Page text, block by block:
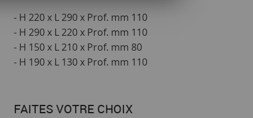
- H 220 x L 290 x Prof. mm 110
- H 290 x L 220 x Prof. mm 110
- H 150 x L 210 x Prof. mm 80
- H 190 x L 130 x Prof. mm 110
FAITES VOTRE CHOIX